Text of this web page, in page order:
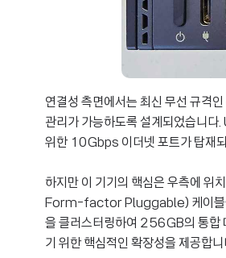
연결성 측면에서는 최신 무선 규격인
관리가 가능하도록 설계되었습니
위한 10Gbps 이더넷 포트가 탑재
하지만 이 기기의 핵심은 우측에
Form-factor Pluggable) 케이블을
을 클러스터링하여 256GB의 통합
기 위한 핵심적인 확장성을 제공합니